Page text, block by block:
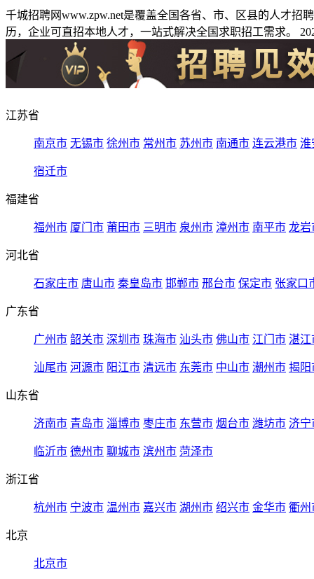
千城招聘网www.zpw.net是覆盖全国各省、市、区县的人才
历，企业可直招本地人才，一站式解决全国求职招工需求。
江苏省
南京市 无锡市 徐州市 常州市 苏州市 南通市 连云港市 淮
宿迁市
福建省
福州市 厦门市 莆田市 三明市 泉州市 漳州市 南平市 龙岩
河北省
石家庄市 唐山市 秦皇岛市 邯郸市 邢台市 保定市 张家口
广东省
广州市 韶关市 深圳市 珠海市 汕头市 佛山市 江门市 湛江
汕尾市 河源市 阳江市 清远市 东莞市 中山市 潮州市 揭阳
山东省
济南市 青岛市 淄博市 枣庄市 东营市 烟台市 潍坊市 济宁
临沂市 德州市 聊城市 滨州市 菏泽市
浙江省
杭州市 宁波市 温州市 嘉兴市 湖州市 绍兴市 金华市 衢州
北京
北京市